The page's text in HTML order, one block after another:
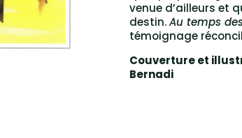
venue d’ailleurs et
destin.Au temps
témoignage
Couverture et
Bernadi